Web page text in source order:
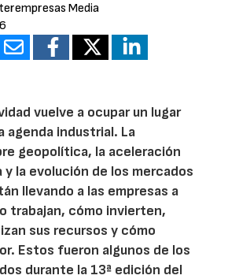
Media
vuelve a ocupar un lugar
agenda industrial. La
geopolítica, la aceleración
la evolución de los mercados
llevando a las empresas a
trabajan, cómo invierten,
sus recursos y cómo
Estos fueron algunos de los
durante la 13ª edición del